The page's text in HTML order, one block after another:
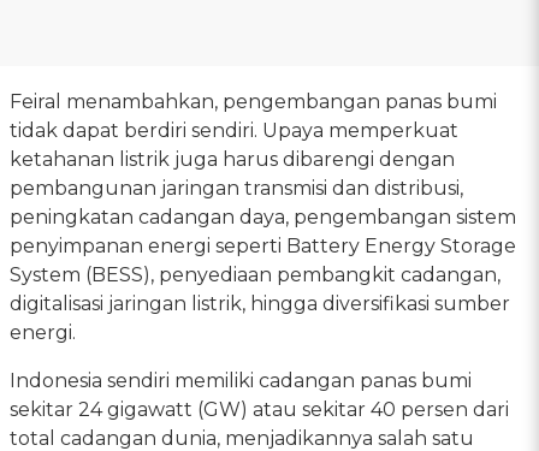
Feiral menambahkan, pengembangan panas bumi
tidak dapat berdiri sendiri. Upaya memperkuat
ketahanan listrik juga harus dibarengi dengan
pembangunan jaringan transmisi dan distribusi,
peningkatan cadangan daya, pengembangan sistem
penyimpanan energi seperti Battery Energy Storage
System (BESS), penyediaan pembangkit cadangan,
digitalisasi jaringan listrik, hingga diversifikasi sumber
energi.
Indonesia sendiri memiliki cadangan panas bumi
sekitar 24 gigawatt (GW) atau sekitar 40 persen dari
total cadangan dunia, menjadikannya salah satu